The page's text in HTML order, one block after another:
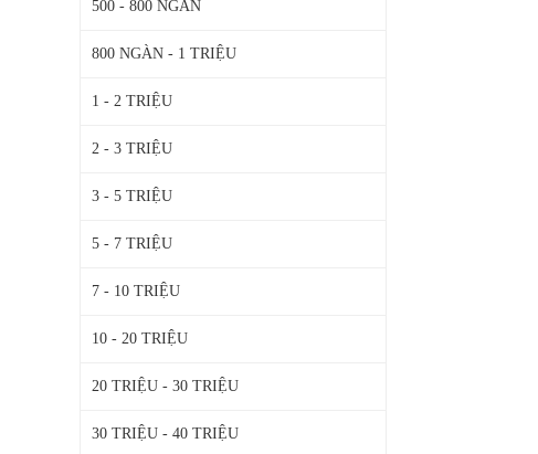
500 - 800 NGÀN
800 NGÀN - 1 TRIỆU
1 - 2 TRIỆU
2 - 3 TRIỆU
3 - 5 TRIỆU
5 - 7 TRIỆU
7 - 10 TRIỆU
10 - 20 TRIỆU
20 TRIỆU - 30 TRIỆU
30 TRIỆU - 40 TRIỆU